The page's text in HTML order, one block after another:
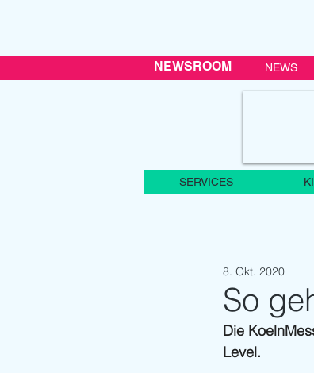
NEWS
NEWSROOM
SERVICES KI
So
8. Okt. 2020
Die
Level.